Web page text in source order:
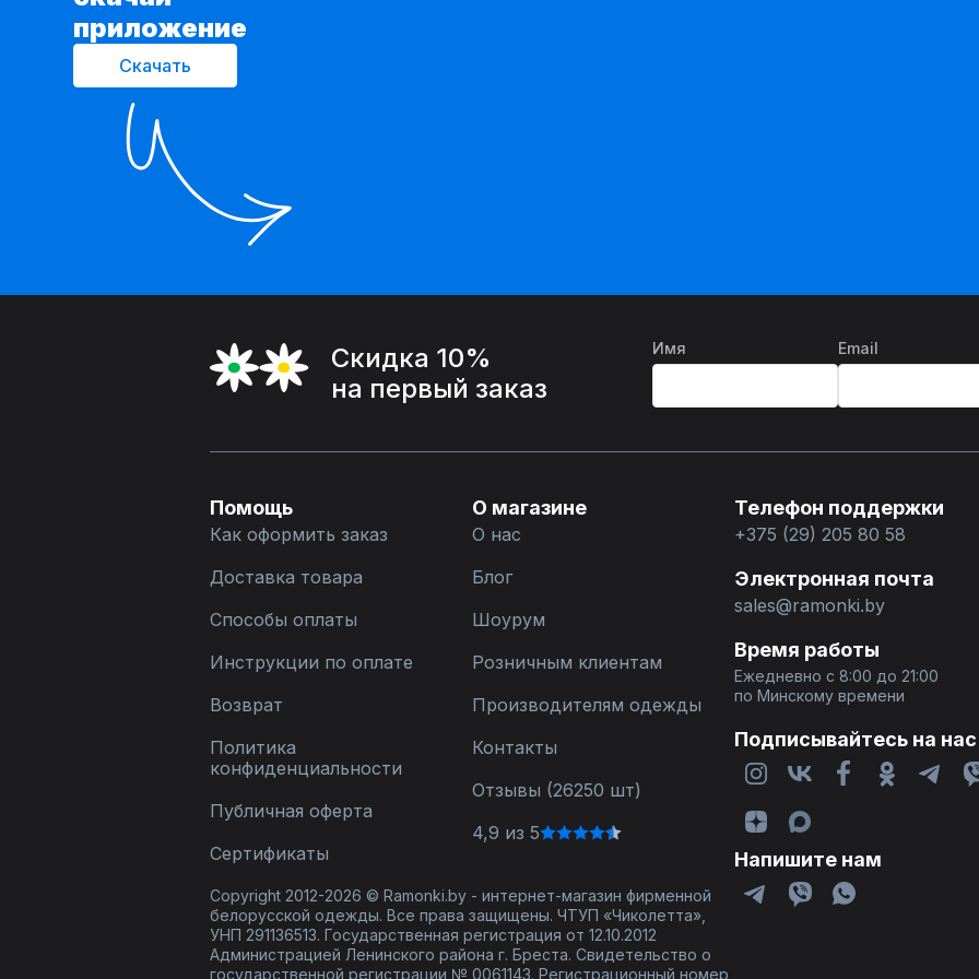
приложение
Скачать
Скидка 10%
на первый заказ
Имя Email
Помощь
Как оформить заказ
Доставка товара
Способы оплаты
Инструкции по оплате
Возврат
Политика
конфиденциальности
Публичная оферта
Сертификаты
О магазине
О нас
Блог
Шоурум
Розничным клиентам
Производителям одежды
Контакты
Отзывы (26250 шт)
4,9 из 5
Телефон поддержки
+375 (29) 205 80 58
Электронная почта
sales@ramonki.by
Время работы
Ежедневно с 8:00 до 21:00
по Минскому времени
Подписывайтесь на нас
Напишите нам
Copyright 2012-2026 © Ramonki.by - интернет-магазин фирменной
белорусской одежды. Все права защищены. ЧТУП «Чиколетта»,
УНП 291136513. Государственная регистрация от 12.10.2012
Администрацией Ленинского района г. Бреста. Свидетельство о
государственной регистрации № 0061143. Регистрационный номер